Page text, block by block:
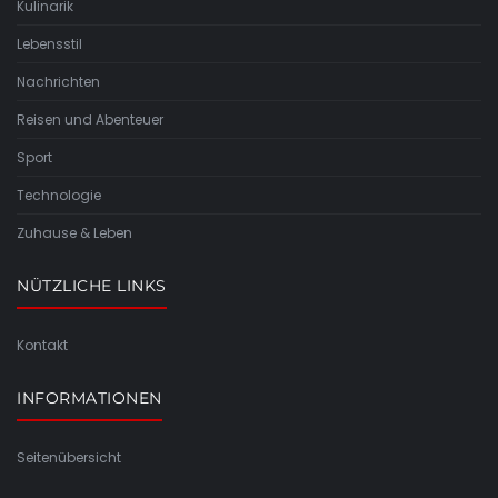
Kulinarik
Lebensstil
Nachrichten
Reisen und Abenteuer
Sport
Technologie
Zuhause & Leben
NÜTZLICHE LINKS
Kontakt
INFORMATIONEN
Seitenübersicht